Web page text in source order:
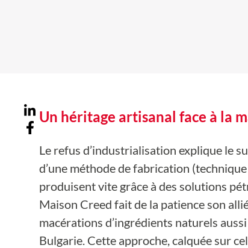
Un héritage artisanal face à la
Le refus d’industrialisation explique le
d’une méthode de fabrication
produisent vite grâce à des solutions
Maison Creed fait de la patience son
macérations d’ingrédients naturels
Bulgarie. Cette approche, calquée sur